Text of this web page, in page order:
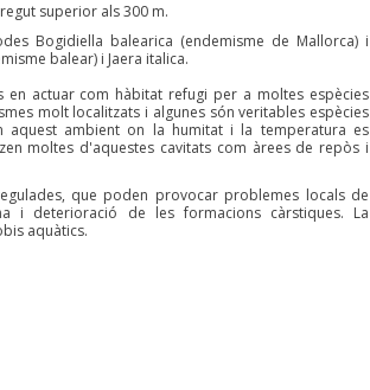
superior als 300 m.
Bogidiella balearica (endemisme de Mallorca) i
balear) i Jaera italica.
actuar com hàbitat refugi per a moltes espècies
molt localitzats i algunes són veritables espècies
aquest ambient on la humitat i la temperatura es
moltes d'aquestes cavitats com àrees de repòs i
que poden provocar problemes locals de
i deterioració de les formacions càrstiques. La
aquàtics.